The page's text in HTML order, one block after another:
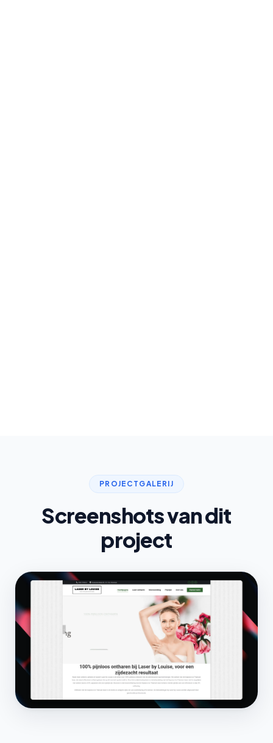
PROJECTGALERIJ
Screenshots van dit
project